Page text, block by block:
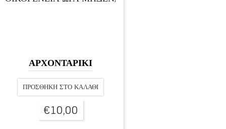
ΑΡΧΟΝΤΑΡΙΚΙ
ΠΡΟΣΘΉΚΗ ΣΤΟ ΚΑΛΆΘΙ
€10,00